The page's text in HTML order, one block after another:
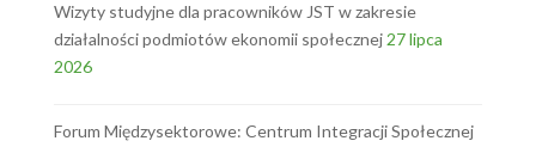
Wizyty studyjne dla pracowników JST w zakresie
działalności podmiotów ekonomii społecznej 27 lipca
2026
Forum Międzysektorowe: Centrum Integracji Społecznej